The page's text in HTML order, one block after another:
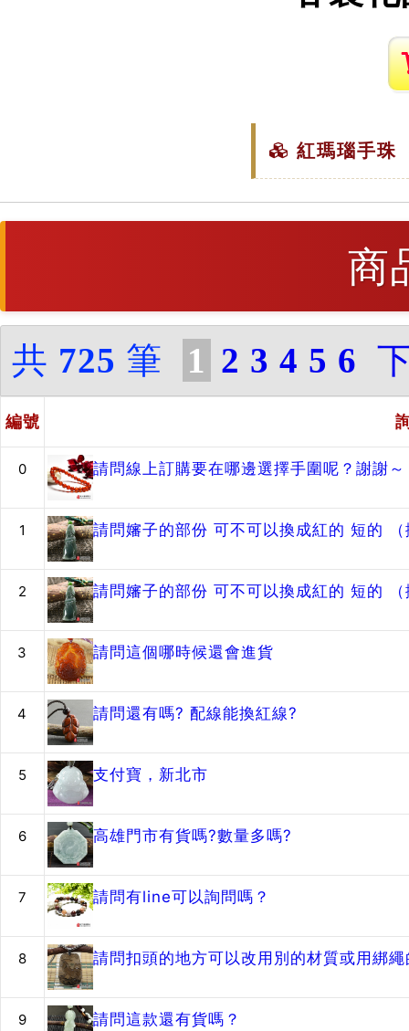
紅瑪瑙手珠
商
共 725 筆 1 2 3 4 5 6
編號
0 請問線上訂購要在哪邊選擇手圍呢？謝謝～
1 請問嬸子的部份 可不可以換成紅的 短的
2 請問嬸子的部份 可不可以換成紅的 短的
3 請問這個哪時候還會進貨
4 請問還有嗎? 配線能換紅線?
5 支付寶，新北市
6 高雄門市有貨嗎?數量多嗎?
7 請問有line可以詢問嗎？
8 請問扣頭的地方可以改用別的材質或用綁
9 請問這款還有貨嗎？